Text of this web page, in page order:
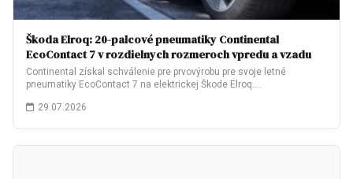
Škoda Elroq: 20-palcové pneumatiky Continental
EcoContact 7 v rozdielnych rozmeroch vpredu a vzadu
Continental získal schválenie pre prvovýrobu pre svoje letné
pneumatiky EcoContact 7 na elektrickej Škode Elroq.…
29.07.2026